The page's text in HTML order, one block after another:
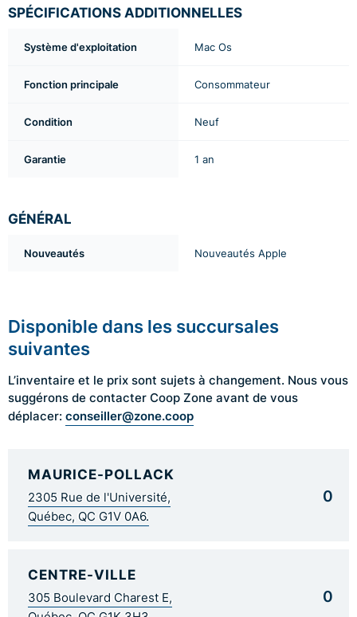
SPÉCIFICATIONS ADDITIONNELLES
Système d'exploitation Mac Os
Fonction principale Consommateur
Condition Neuf
Garantie 1 an
GÉNÉRAL
Nouveautés Nouveautés Apple
Disponible dans les succursales
suivantes
L’inventaire et le prix sont sujets à changement. Nous vous
suggérons de contacter Coop Zone avant de vous
déplacer: conseiller@zone.coop
MAURICE-POLLACK
2305 Rue de l'Université,
Québec, QC G1V 0A6.
0
CENTRE-VILLE
305 Boulevard Charest E,
0